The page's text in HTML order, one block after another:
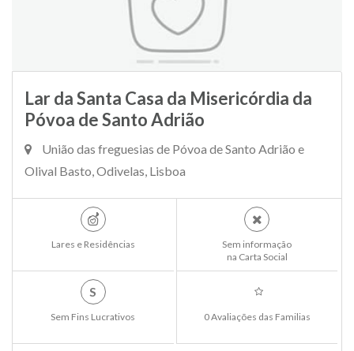
Lar da Santa Casa da Misericórdia da
Póvoa de Santo Adrião
União das freguesias de Póvoa de Santo Adrião e
Olival Basto, Odivelas, Lisboa
Lares e Residências
Sem informação
na Carta Social
S
Sem Fins Lucrativos 0 Avaliações das Familias